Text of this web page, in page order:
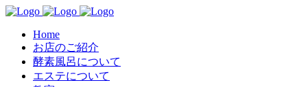
Home
お店のご紹介
酵素風呂について
エステについて